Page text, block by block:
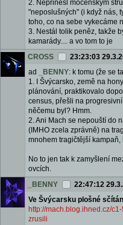
2. Nepřinesl mocenským
"neposlušných" (i když nás,
toho, co na sebe vykecáme
3. Nestál tolik peněz, takže
kamarády.... a vo tom to je
CROSS
23:23:03
ad
_BENNY: k tomu (že se
1. I Švýcarsko, země na
plánování, praktikovalo
census, přešli na
něčemu byl? Hmm.
2. Ani Mach se nepouští do
(IMHO zcela zprávně) na
mnohem tragičtější kampaň,
No to jen tak k zamyšlení
ovcích.
_BENNY
22:47:12
Ve Švýcarsku plošné
http://mach.blog.ihned.cz/
zrusili